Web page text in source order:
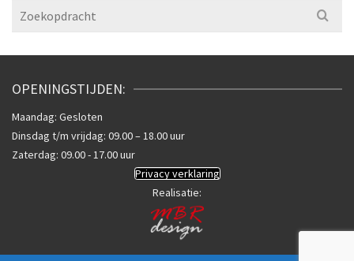
Search
OPENINGSTIJDEN:
Maandag: Gesloten
Dinsdag t/m vrijdag: 09.00 – 18.00 uur
Zaterdag: 09.00 - 17.00 uur
Privacy verklaring
Realisatie: